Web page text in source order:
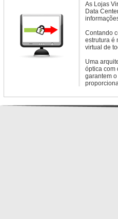
As Lojas
Data
Contando
estrutura é
virtual de
Uma
óptica com
garantem